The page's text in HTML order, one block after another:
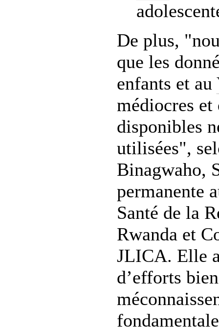
De plus,
que les
enfants et au
médiocres
disponibles
utilisées",
Binagwaho,
permanente
Santé de la
Rwanda et
JLICA. Elle
d’efforts